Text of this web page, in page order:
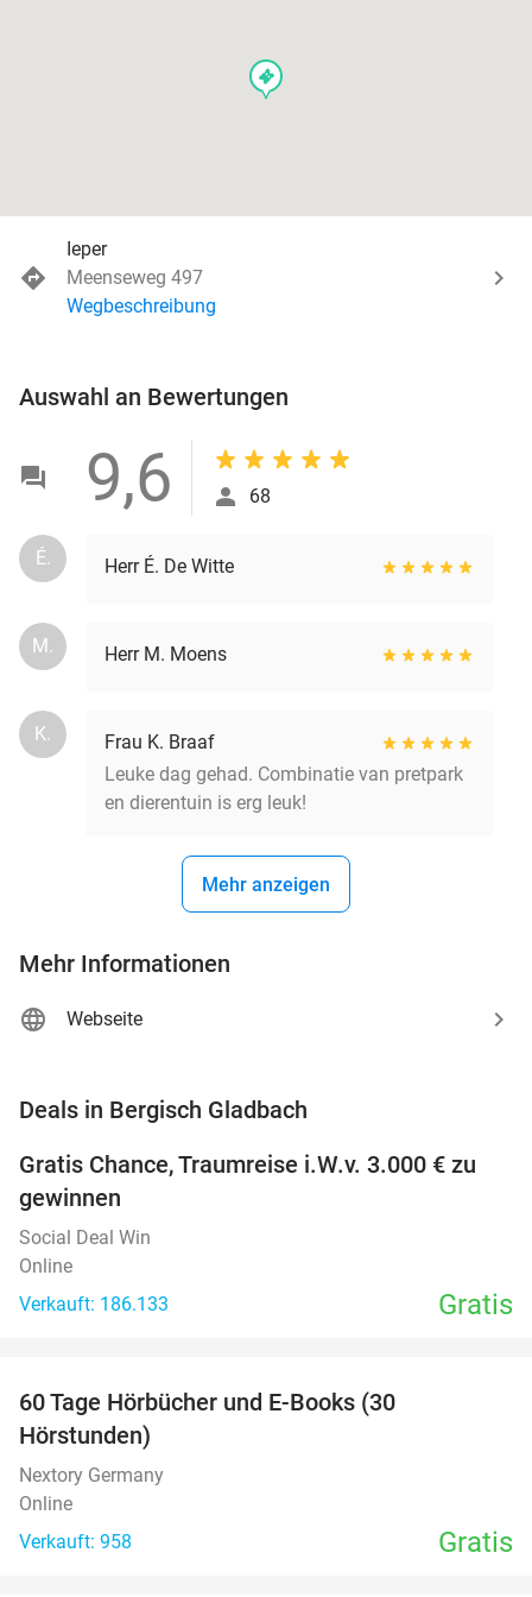
events
Ieper
Meenseweg 497
Wegbeschreibung
Auswahl an Bewertungen
9,6 68
É. Herr É. De Witte
M. Herr M. Moens
K.
Frau K. Braaf
Leuke dag gehad. Combinatie van pretpark
en dierentuin is erg leuk!
Mehr anzeigen
Mehr Informationen
Webseite
Deals in Bergisch Gladbach
Gratis Chance, Traumreise i.W.v. 3.000 € zu
gewinnen
Social Deal Win
Online
Verkauft: 186.133
Gratis
60 Tage Hörbücher und E-Books (30
Hörstunden)
Nextory Germany
Online
Verkauft: 958
Gratis